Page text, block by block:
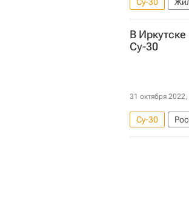
Су-30
Игорь
В
Су-30
31 октября
Су-30